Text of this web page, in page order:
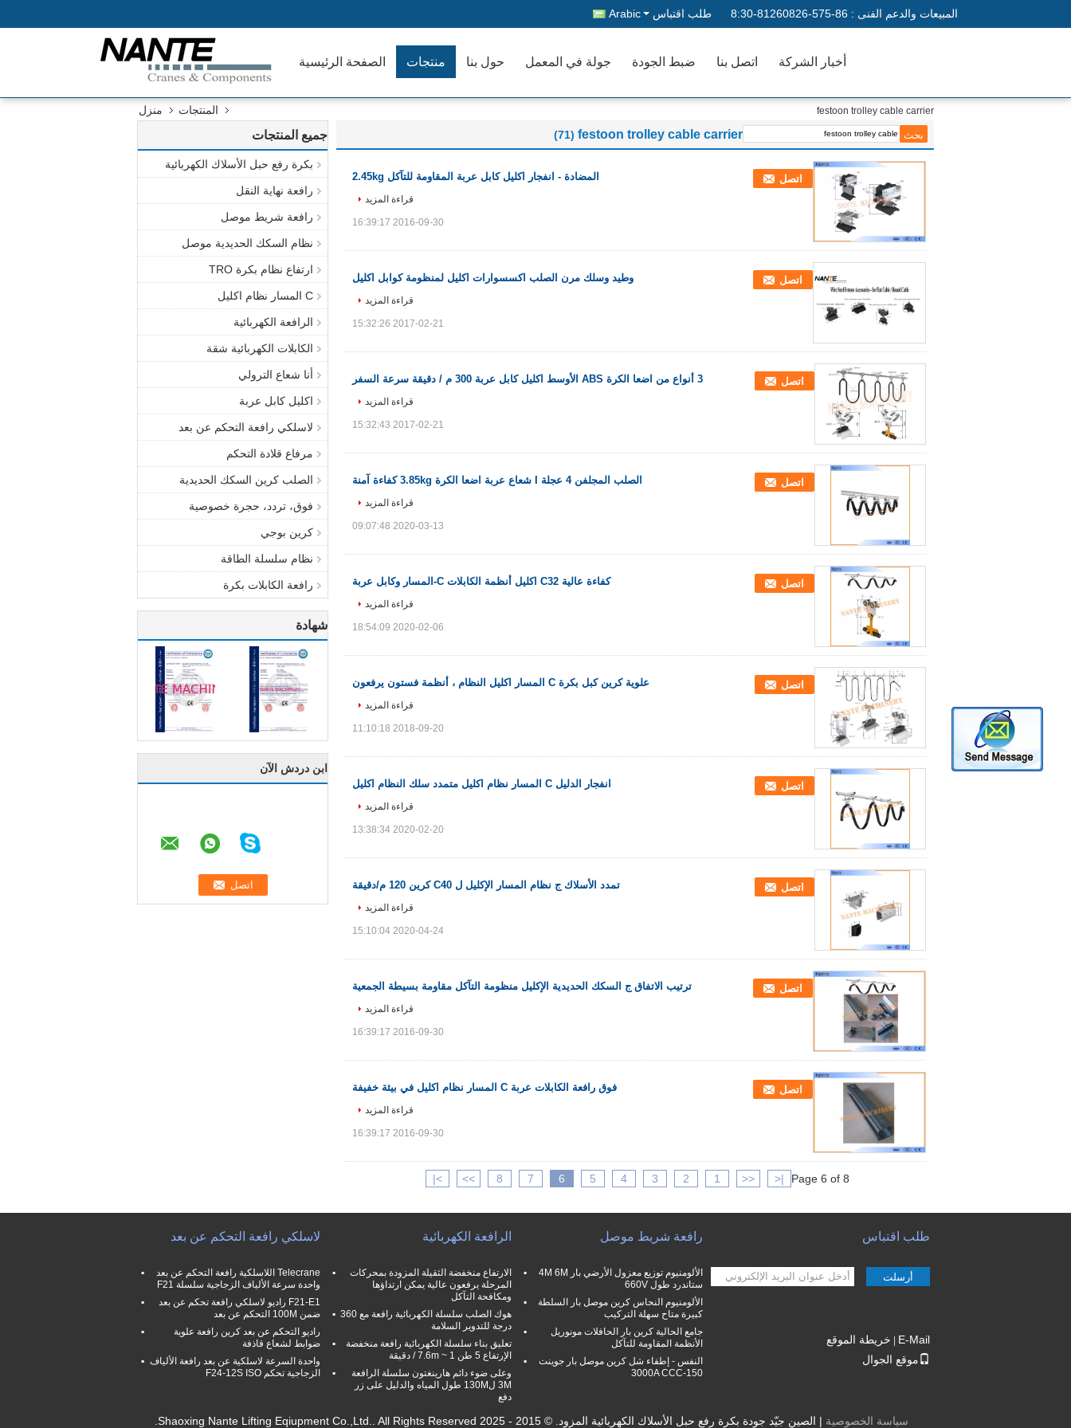
المبيعات والدعم الفنى : 86-575-81260826-8:30 طلب اقتباس Arabic
الصفحة الرئيسية منتجات حول بنا جولة في المعمل ضبط الجودة اتصل بنا أخبار الشركة
منزل المنتجات festoon trolley cable carrier
جميع المنتجات
بكرة رفع حبل الأسلاك الكهربائية
رافعة نهاية النقل
رافعة شريط موصل
نظام السكك الحديدية موصل
ارتفاع نظام بكرة TRO
C المسار نظام اكليل
الرافعة الكهربائية
الكابلات الكهربائية شقة
أنا شعاع الترولي
اكليل كابل عربة
لاسلكي رافعة التحكم عن بعد
مرفاع قلادة التحكم
الصلب كرين السكك الحديدية
فوق، تردد، حجرة خصوصية
كرين بوجي
نظام سلسلة الطاقة
رافعة الكابلات بكرة
شهادة
ابن دردش الآن
festoon trolley cable carrier
(71)
المضادة - انفجار اكليل كابل عربة المقاومة للتآكل 2.45kg اتصل
قراءة المزيد
2016-09-30 16:39:17
وطيد وسلك مرن الصلب اكسسوارات اكليل لمنظومة كوابل اكليل اتصل
قراءة المزيد
2017-02-21 15:32:26
3 أنواع من اضعا الكرة ABS الأوسط اكليل كابل عربة 300 م / دقيقة سرعة السفر اتصل
قراءة المزيد
2017-02-21 15:32:43
الصلب المجلفن 4 عجلة I شعاع عربة اضعا الكرة 3.85kg كفاءة آمنة اتصل
قراءة المزيد
2020-03-13 09:07:48
كفاءة عالية C32 اكليل أنظمة الكابلات C-المسار وكابل عربة اتصل
قراءة المزيد
2020-02-06 18:54:09
علوية كرين كبل بكرة C المسار اكليل النظام ، أنظمة فستون يرفعون اتصل
قراءة المزيد
2018-09-20 11:10:18
انفجار الدليل C المسار نظام اكليل متمدد سلك النظام اكليل اتصل
قراءة المزيد
2020-02-20 13:38:34
تمدد الأسلاك ج نظام المسار الإكليل ل C40 كرين 120 م/دقيقة اتصل
قراءة المزيد
2020-04-24 15:10:04
ترتيب الاتفاق ج السكك الحديدية الإكليل منظومة التآكل مقاومة بسيطة الجمعية اتصل
قراءة المزيد
2016-09-30 16:39:17
فوق رافعة الكابلات عربة C المسار نظام اكليل في بيئة خفيفة اتصل
قراءة المزيد
2016-09-30 16:39:17
Page 6 of 8
|<
<<
1
2
3
4
5
6
7
8
>>
>|
لاسلكي رافعة التحكم عن بعد
Telecrane اللاسلكية رافعة التحكم عن بعد
واحدة سرعة الألياف الزجاجية سلسلة F21
F21-E1 راديو لاسلكي رافعة تحكم عن بعد
ضمن 100M التحكم عن بعد
راديو التحكم عن بعد كرين رافعة علوية
ضوابط لشعاع قاذفة
واحدة السرعة لاسلكية عن بعد رافعة الألياف
الزجاجية تحكم F24-12S ISO
الرافعة الكهربائية
الارتفاع منخفضة الثقيلة المزودة بمحركات
المرحلة يرفعون عالية يمكن ارتداؤها
ومكافحة التآكل
هوك الصلب سلسلة الكهربائية رافعة مع 360
درجة للتدوير السلامة
تعليق بناء سلسلة الكهربائية رافعة منخفضة
الإرتفاع 5 طن 1 ~ 7.6m / دقيقة
وعلى ضوء دائم هارينغتون سلسلة الرافعة
3M ل130M طول المياه والدليل على زر
دفع
رافعة شريط موصل
الألومنيوم توزيع معزول الأرضي بار 4M 6M
ستاندرد طول 660V
الألومنيوم النحاس كرين موصل بار السلطة
كبيرة متاح سهلة التركيب
جامع الحالية كرين بار الحافلات مونوريل
الأنظمة المقاومة للتآكل
النفس - إطفاء شل كرين موصل بار جوينت
150-3000A CCC
طلب اقتباس
أرسلت
E-Mail
خريطة الموقع
موقع الجوال
سياسة الخصوصية | الصين جيّد جودة بكرة رفع حبل الأسلاك الكهربائية المزود. © 2015 - 2025 Shaoxing Nante Lifting Eqiupment Co.,Ltd.. All Rights Reserved.